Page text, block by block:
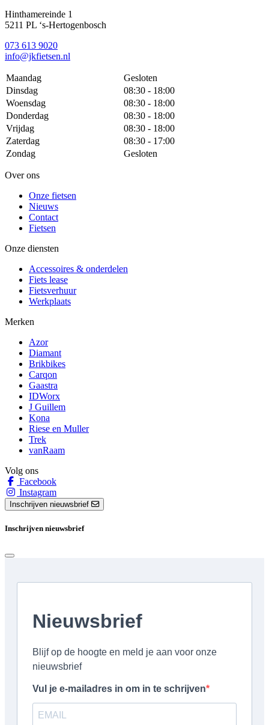
Hinthamereinde 1
5211 PL ‘s-Hertogenbosch
073 613 9020
info@jkfietsen.nl
Maandag
Gesloten
Dinsdag
08:30 - 18:00
Woensdag
08:30 - 18:00
Donderdag
08:30 - 18:00
Vrijdag
08:30 - 18:00
Zaterdag
08:30 - 17:00
Zondag
Gesloten
Over ons
Onze fietsen
Nieuws
Contact
Fietsen
Onze diensten
Accessoires & onderdelen
Fiets lease
Fietsverhuur
Werkplaats
Merken
Azor
Diamant
Brikbikes
Carqon
Gaastra
IDWorx
J Guillem
Kona
Riese en Muller
Trek
vanRaam
Volg ons
Facebook
Instagram
Inschrijven nieuwsbrief
Inschrijven nieuwsbrief